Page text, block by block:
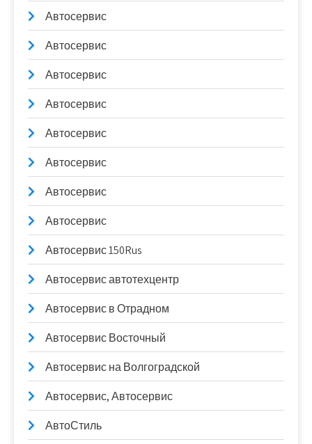
Автосервис
Автосервис
Автосервис
Автосервис
Автосервис
Автосервис
Автосервис
Автосервис
Автосервис 150Rus
Автосервис автотехцентр
Автосервис в Отрадном
Автосервис Восточный
Автосервис на Волгоградской
Автосервис, Автосервис
АвтоСтиль